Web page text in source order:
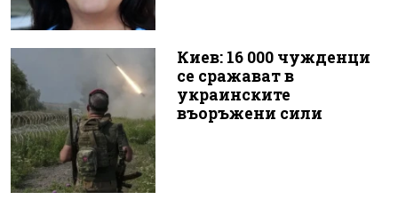
Киев: 16 000 чужденци
се сражават в
украинските
въоръжени сили